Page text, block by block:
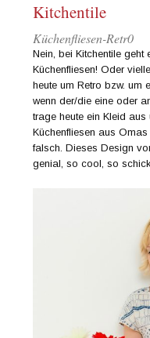
Kitchentile
Küchenfliesen-Retr0
Nein, bei Kitchentile geht
Küchenfliesen! Oder
heute um Retro bzw. um
wenn der/die eine oder
trage heute ein Kleid
Küchenfliesen aus
falsch. Dieses Design
genial, so cool, so